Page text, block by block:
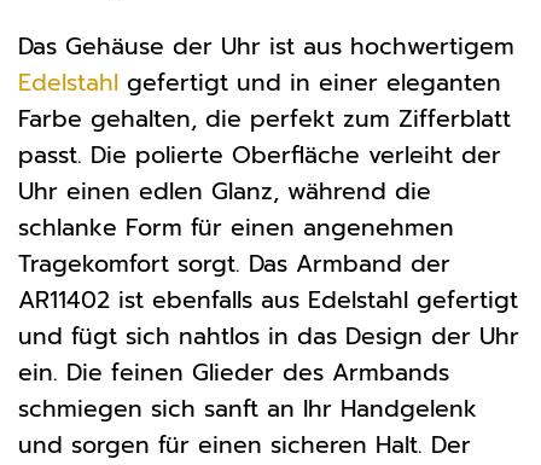
Das Gehäuse der Uhr ist aus hochwertigem
Edelstahl gefertigt und in einer eleganten
Farbe gehalten, die perfekt zum Zifferblatt
passt. Die polierte Oberfläche verleiht der
Uhr einen edlen Glanz, während die
schlanke Form für einen angenehmen
Tragekomfort sorgt. Das Armband der
AR11402 ist ebenfalls aus Edelstahl gefertigt
und fügt sich nahtlos in das Design der Uhr
ein. Die feinen Glieder des Armbands
schmiegen sich sanft an Ihr Handgelenk
und sorgen für einen sicheren Halt. Der